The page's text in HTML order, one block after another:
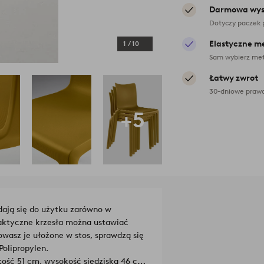
1 /10
Darmowa
Dotyczy paczek
Elastyczne
Sam wybierz
Łatwy zwrot
30-dniowe
+5
się do użytku zarówno w
krzesła można ustawiać
je ułożone w stos, sprawdzą się
51 cm, wysokość siedziska 46 cm,